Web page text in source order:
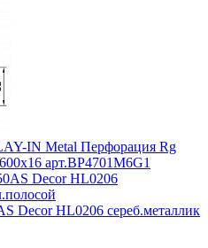
IN Metal Перфорация Rg
арт.BP4701M6G1
Decor HL0206 сереб.металлик